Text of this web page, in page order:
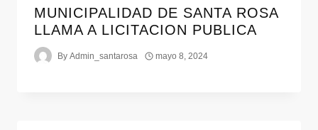
MUNICIPALIDAD DE SANTA ROSA
LLAMA A LICITACION PUBLICA
By Admin_santarosa mayo 8, 2024